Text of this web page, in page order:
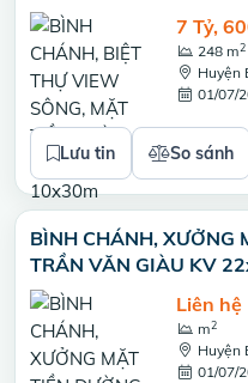
7 Tỷ,
248 m2
Huyện
01/07/
Lưu tin So sánh
BÌNH CHÁNH, XƯỞNG
TRẦN VĂN GIÀU KV
Liên hệ
m2
Huyện
01/07/